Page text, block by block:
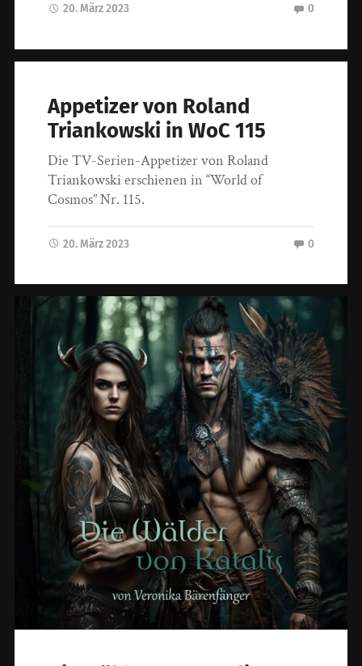
20. März 2023 0
Appetizer von Roland
Triankowski in WoC 115
Die TV-Serien-Appetizer von Roland
Triankowski erschienen in “World of
Cosmos” Nr. 115.
20. März 2023 0